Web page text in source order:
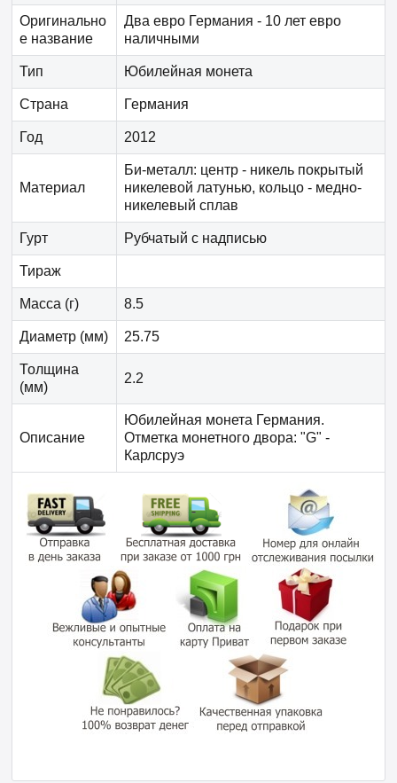
Оригинально
е название
Два евро Германия - 10 лет евро
наличными
Тип Юбилейная монета
Страна Германия
Год 2012
Материал
Би-металл: центр - никель покрытый
никелевой латунью, кольцо - медно-
никелевый сплав
Гурт Рубчатый с надписью
Тираж
Масса (г) 8.5
Диаметр (мм) 25.75
Толщина
(мм)
2.2
Описание
Юбилейная монета Германия.
Отметка монетного двора: "G" -
Карлсруэ